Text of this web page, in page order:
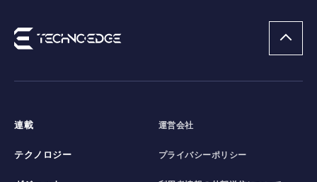
連載
テクノロジー
運営会社
プライバシーポリシー